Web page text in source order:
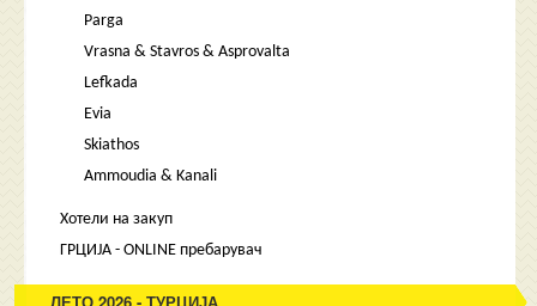
Parga
Vrasna & Stavros & Asprovalta
Lefkada
Evia
Skiathos
Ammoudia & Kanali
Хотели на закуп
ГРЦИЈА - ONLINE пребарувач